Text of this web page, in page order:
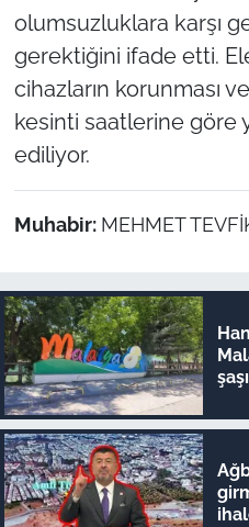
olumsuzluklara karşı
gerektiğini ifade etti.
cihazların korunması
kesinti saatlerine göre
ediliyor.
Muhabir: MEHMET